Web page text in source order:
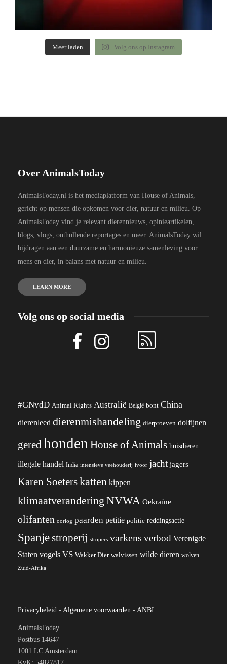
Meer laden Volg ons op Instagram
Over AnimalsToday
AnimalsToday.nl is het mediaplatform van House of Animals,
gericht op mensen die opkomen voor dier, natuur en milieu. Op
AnimalsToday vind je relevant dierennieuws, opinieartikelen,
blogs, vlogs, onthullende reportages en meer. AnimalsToday wil
bijdragen aan een duurzame en harmonieuze samenleving voor
mens en dier, in balans met natuur en milieu.
LEARN MORE
Volg ons op social media
#GNvdD Animal Rights Australië België bont China
dierenleed dierenmishandeling dierproeven dolfijnen
geredhonden House of Animals huisdieren
illegale handel India intensieve veehouderij ivoor jacht jagers
Karen Soeterskatten kippen
klimaatverandering NVWA Oekraïne
olifanten oorlog paarden petitie politie reddingsactie
Spanjestroperij stropers varkens verbod Verenigde
Staten vogels VS Wakker Dier walvissen wilde dieren wolven
Zuid-Afrika
Privacybeleid - Algemene voorwaarden - ANBI
AnimalsToday
Postbus 14647
1001 LC Amsterdam